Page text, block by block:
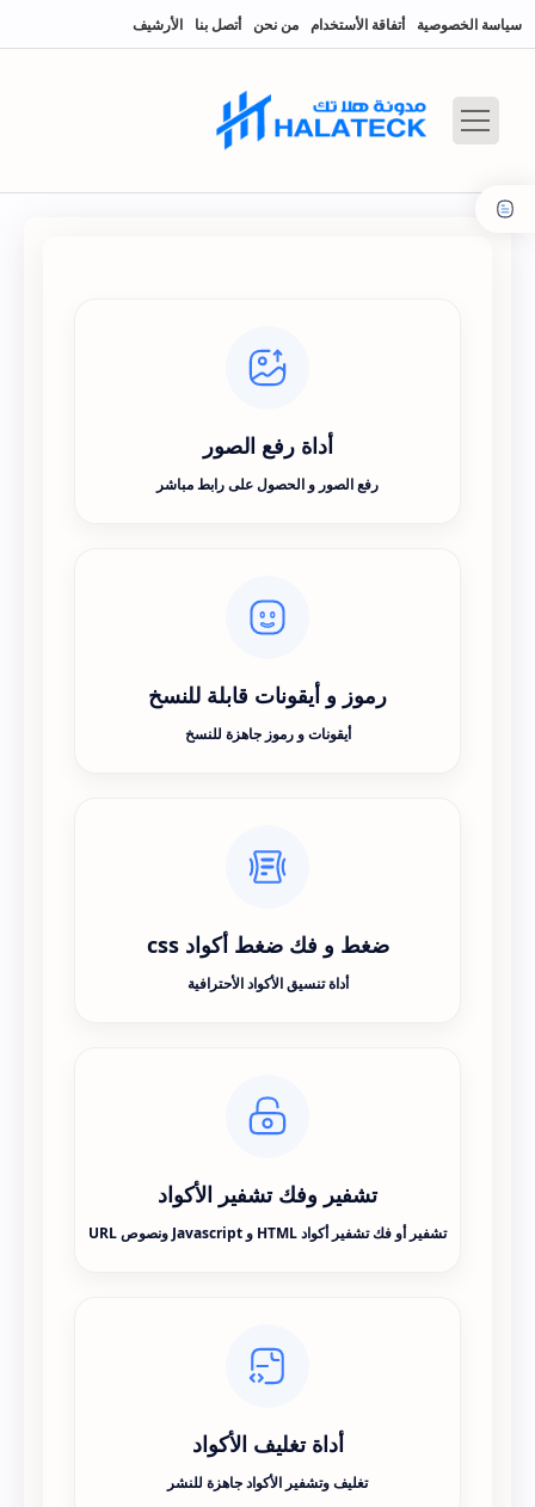
سياسة الخصوصية أتفاقة الأستخدام من نحن أتصل بنا الأرشيف
أداة رفع الصور
رفع الصور و الحصول على رابط مباشر
رموز و أيقونات قابلة للنسخ
أيقونات و رموز جاهزة للنسخ
ضغط و فك ضغط أكواد css
أداة تنسيق الأكواد الأحترافية
تشفير وفك تشفير الأكواد
تشفير أو فك تشفير أكواد HTML و Javascript ونصوص URL
أداة تغليف الأكواد
تغليف وتشفير الأكواد جاهزة للنشر